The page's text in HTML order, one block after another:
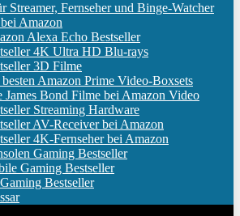
Streamer, Fernseher und Binge-Watcher
Amazon
Alexa Echo Bestseller
4K Ultra HD Blu-rays
3D Filme
Amazon Prime Video-Boxsets
James Bond Filme bei Amazon Video
Streaming Hardware
AV-Receiver bei Amazon
4K-Fernseher bei Amazon
Gaming Bestseller
Gaming Bestseller
Bestseller